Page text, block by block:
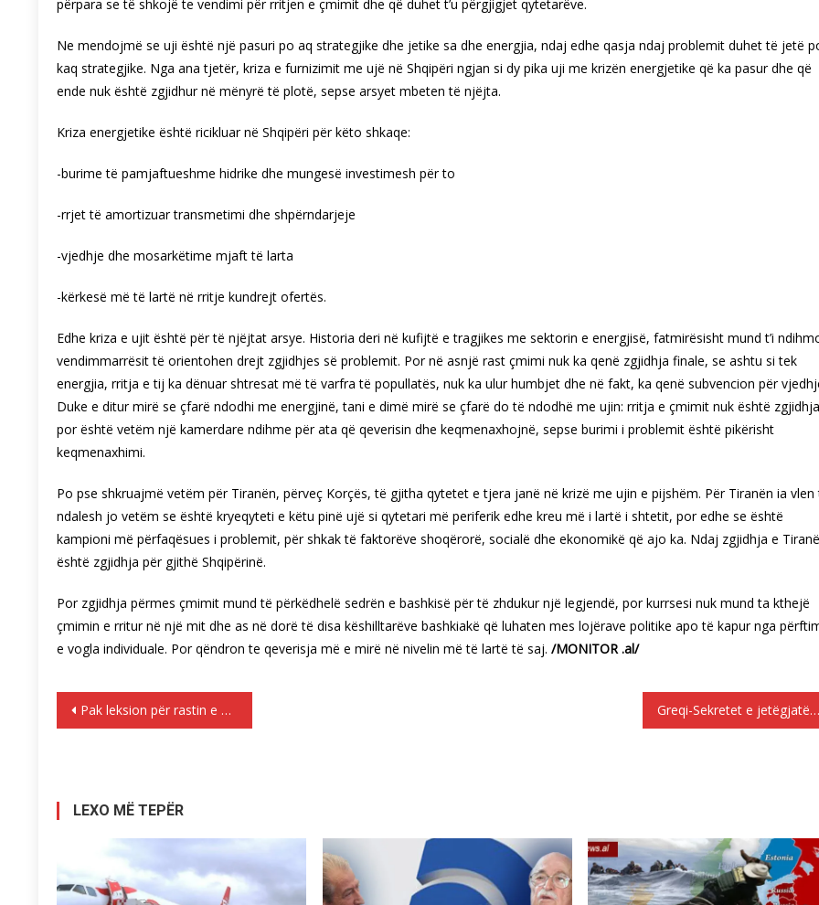
përpara se të shkojë te vendimi për rritjen e çmimit dhe që duhet t’u përgjigjet qytetarëve.
Ne mendojmë se uji është një pasuri po aq strategjike dhe jetike sa dhe energjia, ndaj edhe qasja ndaj problemit duhet të jetë
kaq strategjike. Nga ana tjetër, kriza e furnizimit me ujë në Shqipëri ngjan si dy pika uji me krizën energjetike që ka pasur dhe që
ende nuk është zgjidhur në mënyrë të plotë, sepse arsyet mbeten të njëjta.
Kriza energjetike është ricikluar në Shqipëri për këto shkaqe:
-burime të pamjaftueshme hidrike dhe mungesë investimesh për to
-rrjet të amortizuar transmetimi dhe shpërndarjeje
-vjedhje dhe mosarkëtime mjaft të larta
-kërkesë më të lartë në rritje kundrejt ofertës.
Edhe kriza e ujit është për të njëjtat arsye. Historia deri në kufijtë e tragjikes me sektorin e energjisë, fatmirësisht mund t’i
vendimmarrësit të orientohen drejt zgjidhjes së problemit. Por në asnjë rast çmimi nuk ka qenë zgjidhja finale, se ashtu si tek
energjia, rritja e tij ka dënuar shtresat më të varfra të popullatës, nuk ka ulur humbjet dhe në fakt, ka qenë subvencion për
Duke e ditur mirë se çfarë ndodhi me energjinë, tani e dimë mirë se çfarë do të ndodhë me ujin: rritja e çmimit nuk është
por është vetëm një kamerdare ndihme për ata që qeverisin dhe keqmenaxhojnë, sepse burimi i problemit është pikërisht
keqmenaxhimi.
Po pse shkruajmë vetëm për Tiranën, përveç Korçës, të gjitha qytetet e tjera janë në krizë me ujin e pijshëm. Për Tiranën ia vlen
ndalesh jo vetëm se është kryeqyteti e këtu pinë ujë si qytetari më periferik edhe kreu më i lartë i shtetit, por edhe se është
kampioni më përfaqësues i problemit, për shkak të faktorëve shoqërorë, socialë dhe ekonomikë që ajo ka. Ndaj zgjidhja e
është zgjidhja për gjithë Shqipërinë.
Por zgjidhja përmes çmimit mund të përkëdhelë sedrën e bashkisë për të zhdukur një legjendë, por kurrsesi nuk mund ta kthejë
çmimin e rritur në një mit dhe as në dorë të disa këshilltarëve bashkiakë që luhaten mes lojërave politike apo të kapur nga
e vogla individuale. Por qëndron te qeverisja më e mirë në nivelin më të lartë të saj. /MONITOR .al/
Lëvizje
Pak leksion për rastin e Ballistit! Greqi-Sekretet e jetëgjatësisë së banorëve në ishullin Ikaria
LEXO MË TEPËR